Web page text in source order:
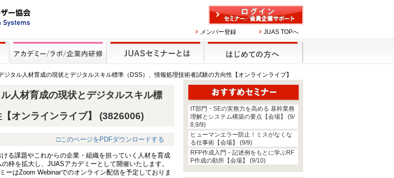
メンバー登録 JUAS TOPへ
タル人材育成の現状とデジタルスキル標準（DSS）、情報処理技術者試験の方向性【オンラインライブ】
人材育成の現状とデジタルスキル標
オンラインライブ】 (3826006)
□このページをPDFダウンロードする
る課題やこれからの企業・組織を担っていく人材を育成
枠を拡大し、JUASアカデミーとして開催いたします。
はZoom Webinarでのオンライン配信を予定しておりま
IT部門・SEの実務力を高める 基幹業務
理解とシステム構築の要点【会場】 (9/
8,9/9)
ヒューマンエラー防止！ミスがなくな
る仕事術【会場】 (9/9)
RFP作成入門－記述例をもとに学ぶRF
P作成の勘所【会場】 (9/10)